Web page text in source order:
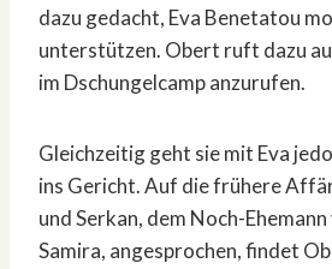
dazu gedacht, Eva Benetatou
unterstützen. Obert ruft dazu
im Dschungelcamp anzurufen.
Gleichzeitig geht sie mit Eva
ins Gericht. Auf die frühere
und Serkan, dem Noch-
Samira, angesprochen, findet